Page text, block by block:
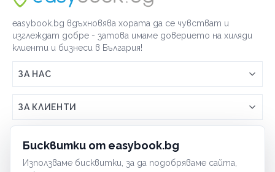
Бисквитки от easybook.bg
Използваме бисквитки, за да подобряваме сайта,
easybook.bg вдъхновява хората да се чувстват и
изглеждат добре - затова имаме доверието на хиляди
клиенти и бизнеси в България!
ЗА НАС
Връзка с easybook.bg
Как работи easybook
Често задавани въпроси
ЗА КЛИЕНТИ
Условия за ползване
ЗА ТЪРГОВЦИ
Включи бизнеса си